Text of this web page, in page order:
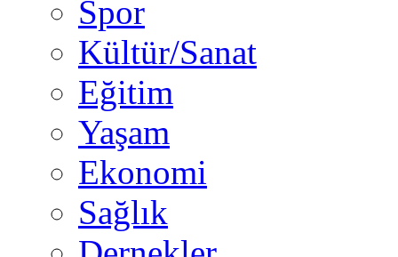
Spor
Kültür/Sanat
Eğitim
Yaşam
Ekonomi
Sağlık